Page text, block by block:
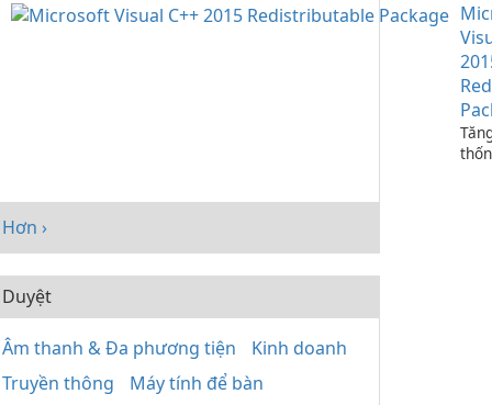
Hơn ›
Duyệt
Âm thanh & Đa phương tiện
Kinh doanh
Truyền thông
Máy tính để bàn